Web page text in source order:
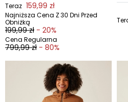
Teraz 159,99 zł
Najniższa Cena Z 30 Dni Przed
Obniżką
199,99 zł - 20%
Cena Regularna
799,99 zł - 80%